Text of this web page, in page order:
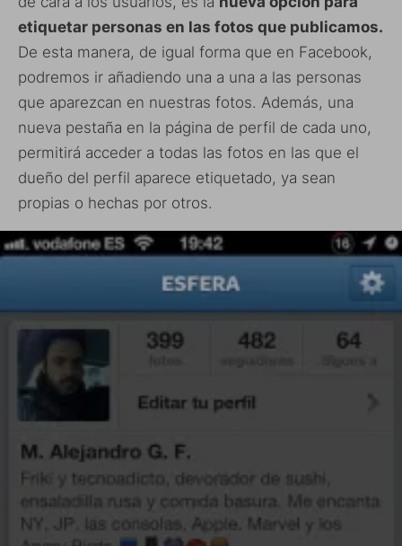
etiquetar personas en las fotos que publicamos.
De esta manera, de igual forma que en Facebook,
podremos ir añadiendo una a una a las personas
que aparezcan en nuestras fotos. Además, una
nueva pestaña en la página de perfil de cada uno,
permitirá acceder a todas las fotos en las que el
dueño del perfil aparece etiquetado, ya sean
propias o hechas por otros.